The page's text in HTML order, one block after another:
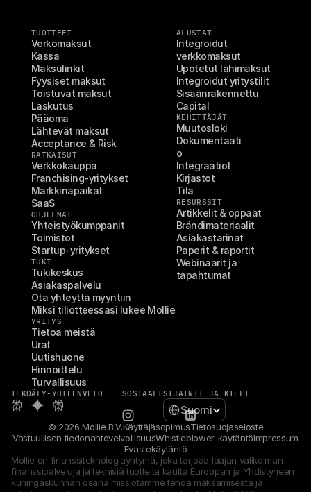
TUOTTEET
Verkomaksut
Kassa
Maksulinkit
Fyysiset maksut
Toistuvat maksut
Laskutus
Pääoma
Lähtevät maksut
Acceptance & Risk
RATKAISUT
Verkkokauppa
Franchising-yritykset
Markkinapaikat
SaaS
OHJELMAT
Yhteistyökumppanit
Toimistot
Startup-yritykset
TUKI
Tukikeskus
Asiakaspalvelu
Ota yhteyttä myyntiin
Miksi tiliotteessasi lukee Mollie
YRITYS
Tietoa meistä
Urat
Uutishuone
Hinnoittelu
Turvallisuus
ALUSTAT
Integroidut
verkkomaksut
Upotetut lähimaksut
Integroidut yritystilit
Sisäänrakennettu
Capital
KEHITTÄJÄT
Muutosloki
Dokumentaati
o
Integraatiot
Kirjastot
Tila
RESURSSIT
Artikkelit & oppaat
Brändimateriaalit
Asiakastarinat
Paperit & raportit
Webinaarit ja
tapahtumat
TEKOÄLY-YHTEENVETO SOSIAALISIJAINTI JA KIELI
Select Language
Suomi
© 2026 Mollie B.V.KäyttäjäsopimusTietosuojaseloste
Vastuullisen tiedonantovelvollisuusWhistleblower-käytäntöImpressum
Evästekäytäntö
Mollie on finanssiteknologiayhtymä, joka tarjoaa laajan valikoiman
finanssipalveluja ja teknisiä tuotteita kautta Euroopan ja Yhdistyneen
kuningaskunnan osana missiotamme tehdä maksamisesta ja